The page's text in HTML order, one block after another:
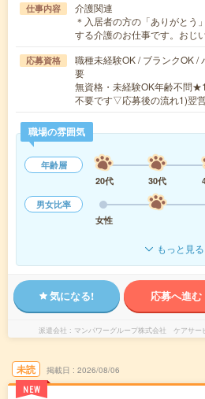
仕事内容
介護関連
＊入居者の方の「ありがとう
する介護のお仕事です。おじ
応募資格
職種未経験OK / ブランクOK /
要
無資格・未経験OK年齢不問
不要です▽応募後の流れ1)翌
職場の雰囲気
年齢層
20代
30代
男女比率
女性
もっと見る
気になる! 応募へ進む
派遣会社 マンパワーグループ株式会社 ケアサー
未読
NEW
掲載日 2026/08/06